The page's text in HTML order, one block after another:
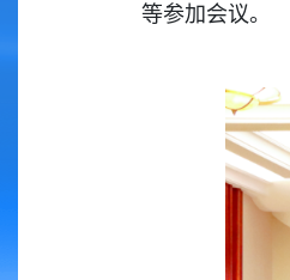
等参加会议。